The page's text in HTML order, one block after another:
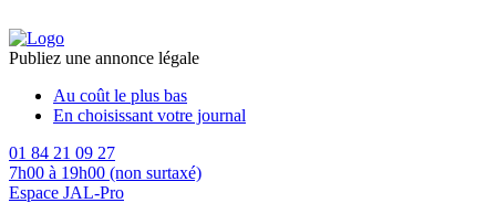
Publiez une annonce légale
Au coût le plus bas
En choisissant votre journal
01 84 21 09 27
7h00 à 19h00 (non surtaxé)
Espace JAL-Pro